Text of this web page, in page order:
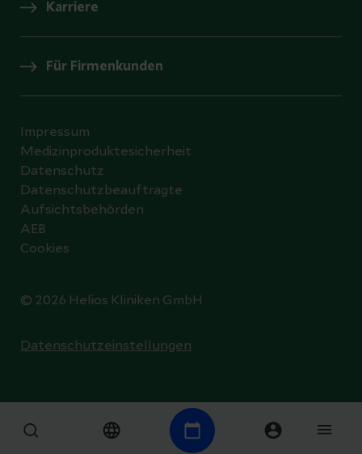
Karriere
Für Firmenkunden
© 2026 Helios Kliniken GmbH
Impressum
Medizinproduktesicherheit
Datenschutz
Datenschutzbeauftragte
Aufsichtsbehörden
AEB
Cookies
Datenschutzeinstellungen